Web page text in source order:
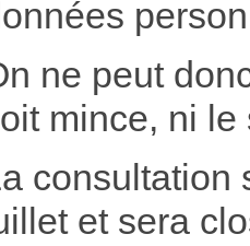
ne peut
mince, ni le
consultation
et sera